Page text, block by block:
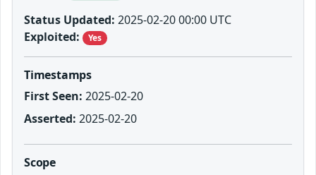
Status Updated: 2025-02-20 00:00 UTC
Exploited:
Yes
Timestamps
First Seen: 2025-02-20
Asserted: 2025-02-20
Scope